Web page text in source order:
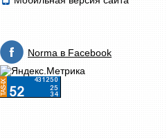
Norma в Facebook